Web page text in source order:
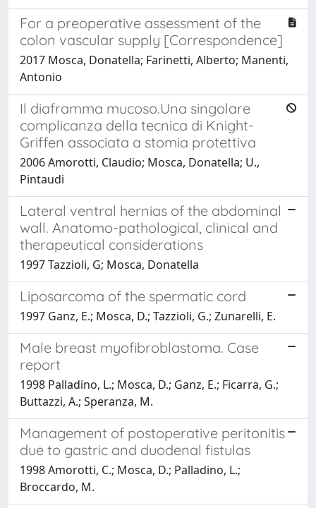
For a preoperative assessment of the
colon vascular supply [Correspondence]
2017 Mosca, Donatella; Farinetti, Alberto; Manenti,
Antonio
Il diaframma mucoso.Una singolare
complicanza della tecnica di Knight-
Griffen associata a stomia protettiva
2006 Amorotti, Claudio; Mosca, Donatella; U.,
Pintaudi
Lateral ventral hernias of the abdominal
wall. Anatomo-pathological, clinical and
therapeutical considerations
1997 Tazzioli, G; Mosca, Donatella
Liposarcoma of the spermatic cord
1997 Ganz, E.; Mosca, D.; Tazzioli, G.; Zunarelli, E.
Male breast myofibroblastoma. Case
report
1998 Palladino, L.; Mosca, D.; Ganz, E.; Ficarra, G.;
Buttazzi, A.; Speranza, M.
Management of postoperative peritonitis
due to gastric and duodenal fistulas
1998 Amorotti, C.; Mosca, D.; Palladino, L.;
Broccardo, M.